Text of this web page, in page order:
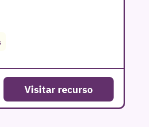
Visitar recurso